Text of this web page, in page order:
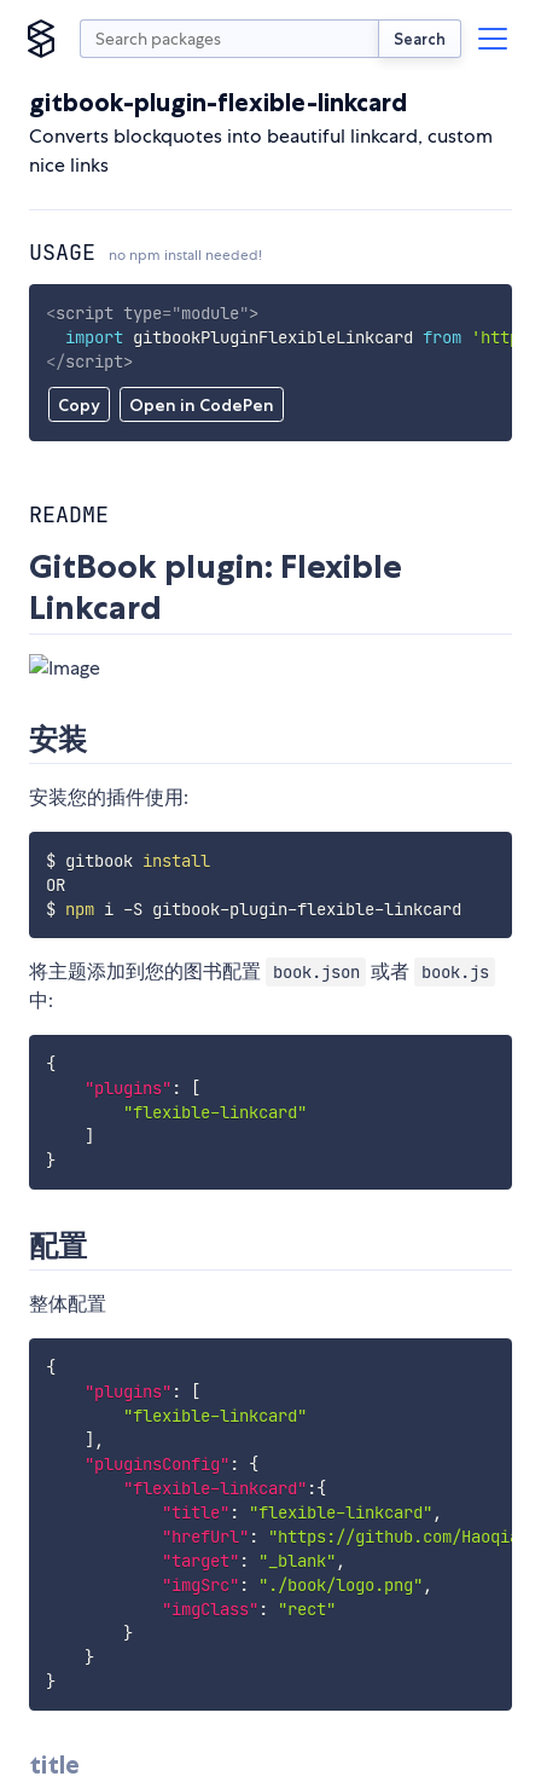
Search
gitbook-plugin-flexible-linkcard
Converts blockquotes into beautiful linkcard, custom
nice links
USAGE no npm install needed!
Copy Open in CodePen
<script type="module">
import gitbookPluginFlexibleLinkcard from
</script>
README
GitBook plugin: Flexible
Linkcard
安装
安装您的插件使用:
$ gitbook install
OR
$ npm
将主题添加到您的图书配置 book.json 或者 book.js
中:
{
"plugins" :
[
"flexible-linkcard"
]
}
配置
整体配置
{
"plugins" :
[
"flexible-linkcard"
] ,
"pluginsConfig" :
{
"flexible-linkcard" :{
"title" : "flexible-linkcard" ,
"hrefUrl" :
"https://github.com/
"target" : "_blank" ,
"imgSrc" : "./book/logo.png" ,
"imgClass" :
"rect"
}
}
}
title